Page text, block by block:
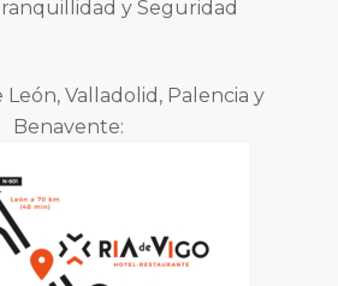
y Seguridad
León, Valladolid, Palencia y
Benavente: